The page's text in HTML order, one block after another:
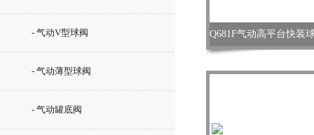
- 气动V型球阀
- 气动薄型球阀
- 气动罐底阀